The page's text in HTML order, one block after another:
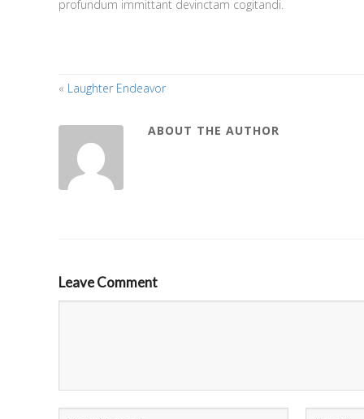
profundum immittant devinctam cogitandi.
« Laughter Endeavor
ABOUT THE AUTHOR
Leave Comment